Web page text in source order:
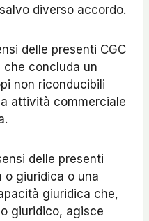
diverso accordo.
delle presenti CGC
che concluda un
non riconducibili
attività commerciale
delle presenti
o giuridica o una
giuridica che,
giuridico, agisce